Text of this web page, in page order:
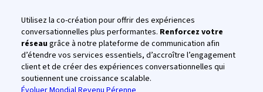
Utilisez la co-création pour offrir des expériences
conversationnelles plus performantes. Renforcez votre
réseaugrâce à notre plateforme de communication afin
d’étendre vos services essentiels, d’accroître l’engagement
client et de créer des expériences conversationnelles qui
soutiennent une croissance scalable.